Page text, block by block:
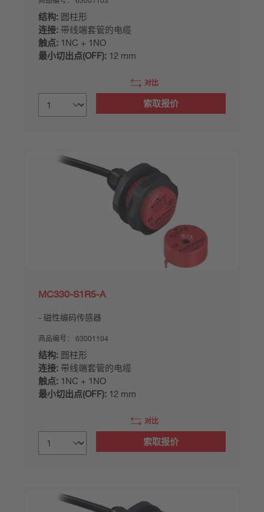
结构: 圆柱形
连接: 带线端套管的电缆
触点: 1NC + 1NO
最小切出点(OFF): 12 mm
对比
索取报价
MC330-S1R5-A
磁性编码传感器
商品编号： 63001104
结构: 圆柱形
连接: 带线端套管的电缆
触点: 1NC + 1NO
最小切出点(OFF): 12 mm
对比
索取报价